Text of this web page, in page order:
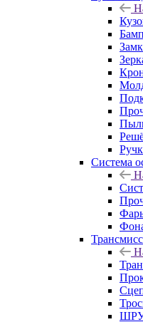
Система